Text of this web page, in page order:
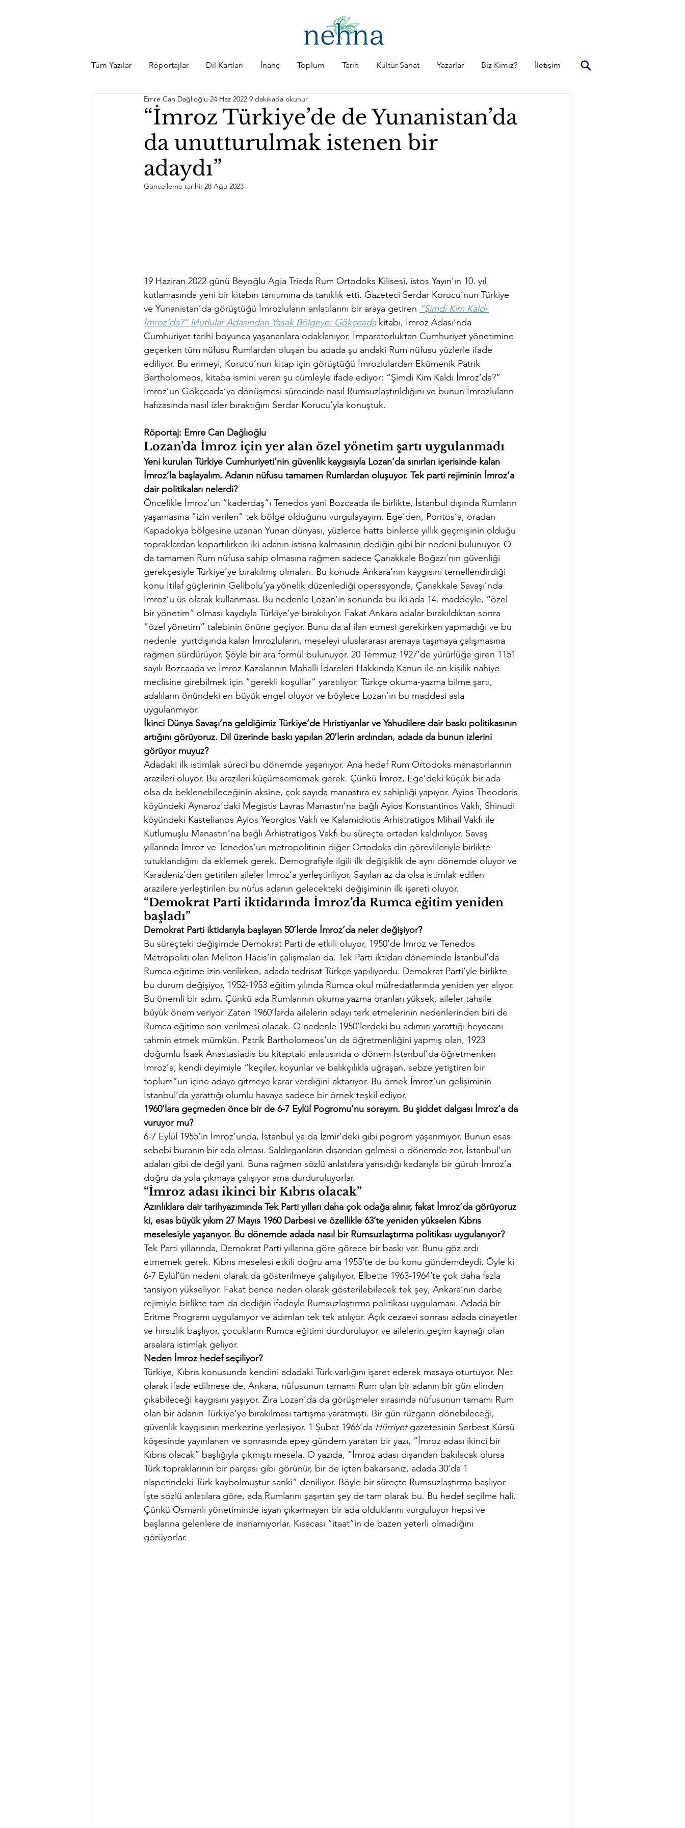
Tüm Yazılar Röportajlar Dil Kartları İnanç Toplum Tarih Kültür-Sanat Yazarlar Biz Kimiz? İletişim
“İmroz Türkiye’de de Yunanistan’da
da unutturulmak istenen bir
adaydı”
Emre Can Dağlıoğlu 24 Haz 2022 9 dakikada okunur
Güncelleme tarihi: 28 Ağu 2023
19 Haziran 2022 günü Beyoğlu Agia Triada Rum Ortodoks Kilisesi, istos Yayın’ın 10. yıl
kutlamasında yeni bir kitabın tanıtımına da tanıklık etti. Gazeteci Serdar Korucu’nun Türkiye
ve Yunanistan’da görüştüğü İmrozluların anlatılarını bir araya getiren “Şimdi Kim Kaldı
İmroz’da?” Mutlular Adasından Yasak Bölgeye: Gökçeada kitabı, İmroz Adası’nda
Cumhuriyet tarihi boyunca yaşananlara odaklanıyor. İmparatorluktan Cumhuriyet yönetimine
geçerken tüm nüfusu Rumlardan oluşan bu adada şu andaki Rum nüfusu yüzlerle ifade
ediliyor. Bu erimeyi, Korucu’nun kitap için görüştüğü İmrozlulardan Ekümenik Patrik
Bartholomeos, kitaba ismini veren şu cümleyle ifade ediyor: “Şimdi Kim Kaldı İmroz’da?”
İmroz’un Gökçeada’ya dönüşmesi sürecinde nasıl Rumsuzlaştırıldığını ve bunun İmrozluların
hafızasında nasıl izler bıraktığını Serdar Korucu’yla konuştuk.
Röportaj: Emre Can Dağlıoğlu
Lozan’da İmroz için yer alan özel yönetim şartı uygulanmadı
Yeni kurulan Türkiye Cumhuriyeti’nin güvenlik kaygısıyla Lozan’da sınırları içerisinde kalan
İmroz’la başlayalım. Adanın nüfusu tamamen Rumlardan oluşuyor. Tek parti rejiminin İmroz’a
dair politikaları nelerdi?
Öncelikle İmroz’un “kaderdaş”ı Tenedos yani Bozcaada ile birlikte, İstanbul dışında Rumların
yaşamasına “izin verilen” tek bölge olduğunu vurgulayayım. Ege’den, Pontos’a, oradan
Kapadokya bölgesine uzanan Yunan dünyası, yüzlerce hatta binlerce yıllık geçmişinin olduğu
topraklardan kopartılırken iki adanın istisna kalmasının dediğin gibi bir nedeni bulunuyor. O
da tamamen Rum nüfusa sahip olmasına rağmen sadece Çanakkale Boğazı’nın güvenliği
gerekçesiyle Türkiye’ye bırakılmış olmaları. Bu konuda Ankara’nın kaygısını temellendirdiği
konu İtilaf güçlerinin Gelibolu’ya yönelik düzenlediği operasyonda, Çanakkale Savaşı’nda
İmroz’u üs olarak kullanması. Bu nedenle Lozan’ın sonunda bu iki ada 14. maddeyle, “özel
bir yönetim” olması kaydıyla Türkiye’ye bırakılıyor. Fakat Ankara adalar bırakıldıktan sonra
“özel yönetim” talebinin önüne geçiyor. Bunu da af ilan etmesi gerekirken yapmadığı ve bu
nedenle  yurtdışında kalan İmrozluların, meseleyi uluslararası arenaya taşımaya çalışmasına
rağmen sürdürüyor. Şöyle bir ara formül bulunuyor. 20 Temmuz 1927’de yürürlüğe giren 1151
sayılı Bozcaada ve İmroz Kazalarının Mahalli İdareleri Hakkında Kanun ile on kişilik nahiye
meclisine girebilmek için “gerekli koşullar” yaratılıyor. Türkçe okuma-yazma bilme şartı,
adalıların önündeki en büyük engel oluyor ve böylece Lozan’ın bu maddesi asla
uygulanmıyor.
İkinci Dünya Savaşı’na geldiğimiz Türkiye’de Hıristiyanlar ve Yahudilere dair baskı politikasının
artığını görüyoruz. Dil üzerinde baskı yapılan 20’lerin ardından, adada da bunun izlerini
görüyor muyuz?
Adadaki ilk istimlak süreci bu dönemde yaşanıyor. Ana hedef Rum Ortodoks manastırlarının
arazileri oluyor. Bu arazileri küçümsememek gerek. Çünkü İmroz, Ege’deki küçük bir ada
olsa da beklenebileceğinin aksine, çok sayıda manastıra ev sahipliği yapıyor. Ayios Theodoris
köyündeki Aynaroz’daki Megistis Lavras Manastırı’na bağlı Ayios Konstantinos Vakfı, Shinudi
köyündeki Kastelianos Ayios Yeorgios Vakfı ve Kalamidiotis Arhistratigos Mihail Vakfı ile
Kutlumuşlu Manastırı’na bağlı Arhistratigos Vakfı bu süreçte ortadan kaldırılıyor. Savaş
yıllarında İmroz ve Tenedos’un metropolitinin diğer Ortodoks din görevlileriyle birlikte
tutuklandığını da eklemek gerek. Demografiyle ilgili ilk değişiklik de aynı dönemde oluyor ve
Karadeniz’den getirilen aileler İmroz’a yerleştiriliyor. Sayıları az da olsa istimlak edilen
arazilere yerleştirilen bu nüfus adanın gelecekteki değişiminin ilk işareti oluyor.
“Demokrat Parti iktidarında İmroz’da Rumca eğitim yeniden
başladı”
Demokrat Parti iktidarıyla başlayan 50’lerde İmroz’da neler değişiyor?
Bu süreçteki değişimde Demokrat Parti de etkili oluyor, 1950’de İmroz ve Tenedos
Metropoliti olan Meliton Hacis’in çalışmaları da. Tek Parti iktidarı döneminde İstanbul’da
Rumca eğitime izin verilirken, adada tedrisat Türkçe yapılıyordu. Demokrat Parti’yle birlikte
bu durum değişiyor, 1952-1953 eğitim yılında Rumca okul müfredatlarında yeniden yer alıyor.
Bu önemli bir adım. Çünkü ada Rumlarının okuma yazma oranları yüksek, aileler tahsile
büyük önem veriyor. Zaten 1960’larda ailelerin adayı terk etmelerinin nedenlerinden biri de
Rumca eğitime son verilmesi olacak. O nedenle 1950’lerdeki bu adımın yarattığı heyecanı
tahmin etmek mümkün. Patrik Bartholomeos’un da öğretmenliğini yapmış olan, 1923
doğumlu İsaak Anastasiadis bu kitaptaki anlatısında o dönem İstanbul’da öğretmenken
İmroz’a, kendi deyimiyle “keçiler, koyunlar ve balıkçılıkla uğraşan, sebze yetiştiren bir
toplum”un içine adaya gitmeye karar verdiğini aktarıyor. Bu örnek İmroz’un gelişiminin
İstanbul’da yarattığı olumlu havaya sadece bir örnek teşkil ediyor.
1960’lara geçmeden önce bir de 6-7 Eylül Pogromu’nu sorayım. Bu şiddet dalgası İmroz’a da
vuruyor mu?
6-7 Eylül 1955’in İmroz’unda, İstanbul ya da İzmir’deki gibi pogrom yaşanmıyor. Bunun esas
sebebi buranın bir ada olması. Saldırganların dışarıdan gelmesi o dönemde zor, İstanbul’un
adaları gibi de değil yani. Buna rağmen sözlü anlatılara yansıdığı kadarıyla bir güruh İmroz’a
doğru da yola çıkmaya çalışıyor ama durduruluyorlar.
“İmroz adası ikinci bir Kıbrıs olacak”
Azınlıklara dair tarihyazımında Tek Parti yılları daha çok odağa alınır, fakat İmroz’da görüyoruz
ki, esas büyük yıkım 27 Mayıs 1960 Darbesi ve özellikle 63’te yeniden yükselen Kıbrıs
meselesiyle yaşanıyor. Bu dönemde adada nasıl bir Rumsuzlaştırma politikası uygulanıyor?
Tek Parti yıllarında, Demokrat Parti yıllarına göre görece bir baskı var. Bunu göz ardı
etmemek gerek. Kıbrıs meselesi etkili doğru ama 1955’te de bu konu gündemdeydi. Öyle ki
6-7 Eylül’ün nedeni olarak da gösterilmeye çalışılıyor. Elbette 1963-1964’te çok daha fazla
tansiyon yükseliyor. Fakat bence neden olarak gösterilebilecek tek şey, Ankara’nın darbe
rejimiyle birlikte tam da dediğin ifadeyle Rumsuzlaştırma politikası uygulaması. Adada bir
Eritme Programı uygulanıyor ve adımları tek tek atılıyor. Açık cezaevi sonrası adada cinayetler
ve hırsızlık başlıyor, çocukların Rumca eğitimi durduruluyor ve ailelerin geçim kaynağı olan
arsalara istimlak geliyor.
Neden İmroz hedef seçiliyor?
Türkiye, Kıbrıs konusunda kendini adadaki Türk varlığını işaret ederek masaya oturtuyor. Net
olarak ifade edilmese de, Ankara, nüfusunun tamamı Rum olan bir adanın bir gün elinden
çıkabileceği kaygısını yaşıyor. Zira Lozan’da da görüşmeler sırasında nüfusunun tamamı Rum
olan bir adanın Türkiye’ye bırakılması tartışma yaratmıştı. Bir gün rüzgarın dönebileceği,
güvenlik kaygısının merkezine yerleşiyor. 1 Şubat 1966’da Hürriyet gazetesinin Serbest Kürsü
köşesinde yayınlanan ve sonrasında epey gündem yaratan bir yazı, “İmroz adası ikinci bir
Kıbrıs olacak” başlığıyla çıkmıştı mesela. O yazıda, “İmroz adası dışarıdan bakılacak olursa
Türk topraklarının bir parçası gibi görünür, bir de içten bakarsanız, adada 30’da 1
nispetindeki Türk kaybolmuştur sanki” deniliyor. Böyle bir süreçte Rumsuzlaştırma başlıyor.
İşte sözlü anlatılara göre, ada Rumlarını şaşırtan şey de tam olarak bu. Bu hedef seçilme hali.
Çünkü Osmanlı yönetiminde isyan çıkarmayan bir ada olduklarını vurguluyor hepsi ve
başlarına gelenlere de inanamıyorlar. Kısacası “itaat”in de bazen yeterli olmadığını
görüyorlar.